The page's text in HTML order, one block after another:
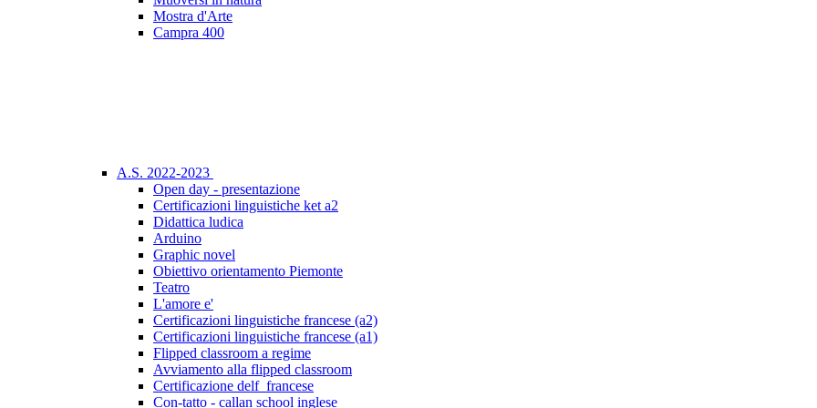
Mostra d'Arte
Campra 400
A.S. 2022-2023
Open day - presentazione
Certificazioni linguistiche ket a2
Didattica ludica
Arduino
Graphic novel
Obiettivo orientamento Piemonte
Teatro
L'amore e'
Certificazioni linguistiche francese (a2)
Certificazioni linguistiche francese (a1)
Flipped classroom a regime
Avviamento alla flipped classroom
Certificazione delf_francese
Con-tatto - callan school inglese